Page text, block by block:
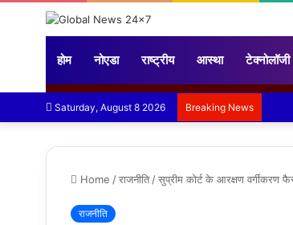
होम नोएडा राष्ट्रीय आस्था टेक्नोलॉजी
Saturday, August 8 2026 Breaking News
Home /राजनीति /सुप्रीम कोर्ट के आरक्षण वर्गीकरण
राजनीति